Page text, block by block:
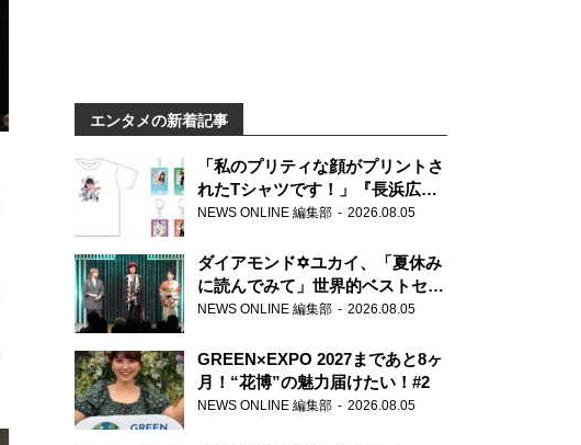
エンタメの新着記事
「私のプリティな顔がプリントさ
れたTシャツです！」『長浜広奈
天下無双』初の番組グッズ発売
NEWS ONLINE 編集部 2026.08.05
ダイアモンド✡ユカイ、「夏休み
に読んでみて」世界的ベストセラ
ー『アナスタシア』を紹介
NEWS ONLINE 編集部 2026.08.05
GREEN×EXPO 2027まであと8ヶ
月！“花博”の魅力届けたい！#2
NEWS ONLINE 編集部 2026.08.05